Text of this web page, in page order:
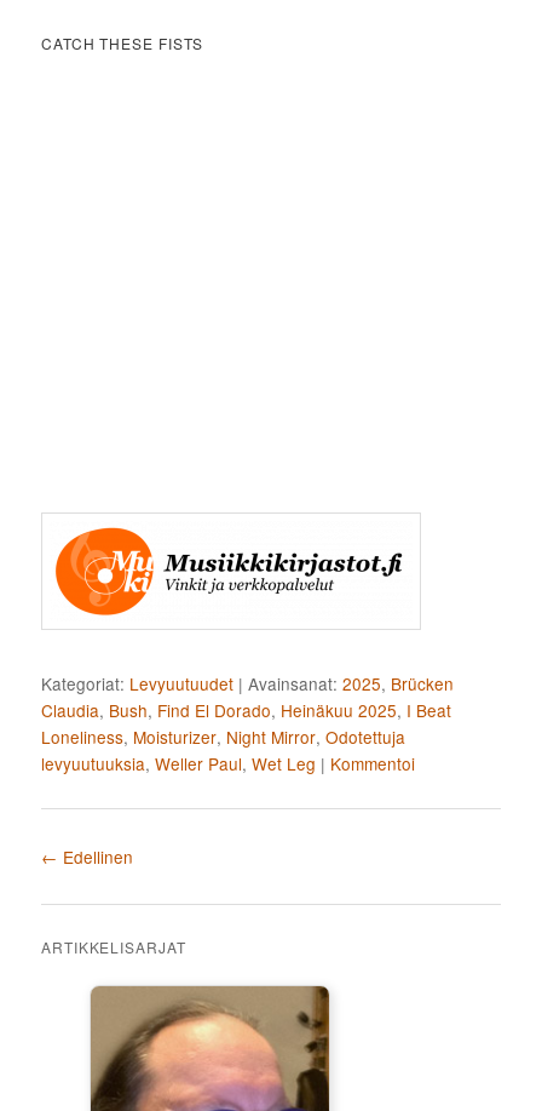
CATCH THESE FISTS
Kategoriat: Levyuutuudet |Avainsanat: 2025, Brücken
Claudia, Bush, Find El Dorado, Heinäkuu 2025, I Beat
Loneliness, Moisturizer, Night Mirror,Odotettuja
levyuutuuksia,Weller Paul,Wet Leg | Kommentoi
Artikkelien selaus
← Edellinen
ARTIKKELISARJAT